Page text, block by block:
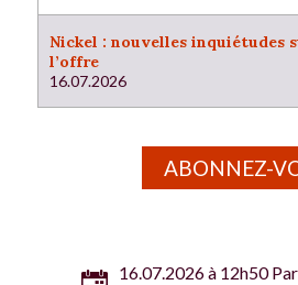
Nickel : nouvelles inquiétudes
l’offre
16.07.2026
ABONNEZ-
16.07.2026 à 12h50 Par